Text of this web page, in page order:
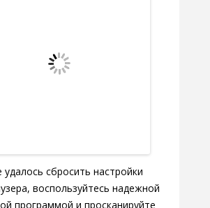
удалось сбросить настройки
воспользуйтесь надежной
программой и просканируйте